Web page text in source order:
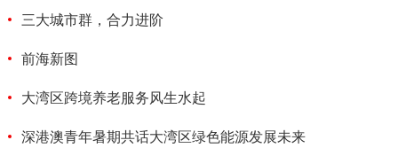
三大城市群，合力进阶
前海新图
大湾区跨境养老服务风生水起
深港澳青年暑期共话大湾区绿色能源发展未来